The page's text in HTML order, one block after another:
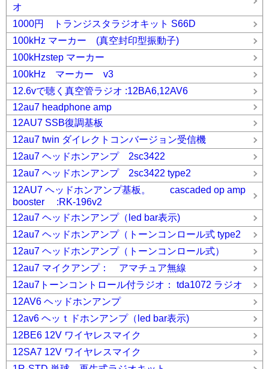
オ
1000円 トランジスタラジオキット S66D
100kHz マーカー (真空封印型振動子)
100kHzstep マーカー
100kHz マーカー v3
12.6vで聴く真空管ラジオ :12BA6,12AV6
12au7 headphone amp
12AU7 SSB復調基板
12au7 twin ダイレクトコンバージョン受信機
12au7 ヘッドホンアンプ 2sc3422
12au7 ヘッドホンアンプ 2sc3422 type2
12AU7 ヘッドホンアンプ基板。 cascaded op amp
booster :RK-196v2
12au7 ヘッドホンアンプ（led bar表示)
12au7 ヘッドホンアンプ（トーンコンロール式 type2
12au7 ヘッドホンアンプ（トーンコンロール式）
12au7 マイクアンプ： アマチュア無線
12au7トーンコントロール付ラジオ： tda1072 ラジオ
12AV6 ヘッドホンアンプ
12av6 ヘッｔドホンアンプ（led bar表示)
12BE6 12V ワイヤレスマイク
12SA7 12V ワイヤレスマイク